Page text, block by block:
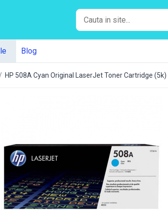
Blog
HP 508A Cyan Original LaserJet Toner Cartridge (5k)